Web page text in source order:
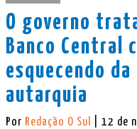
O governo
Banco Central
esquecendo
autarquia
Por Redação O Sul | 12 de